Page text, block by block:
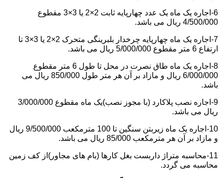
6-اجاره یک ماه یک عدد چهارپایه ثابت 2×2 یا 3×3 مقطوع
4/500/000 ریال می باشد.
7-اجاره یک ماه چهارپایه چرخدار بلبرینگی متحرک 2×2 یا 3×3 تا
ارتفاع 6 متر مقطوع 5/000/000 ریال می باشد.
8-اجاره یک ماه طاق نصرت در محل تا طول 6 متر مقطوع
6/000/000 ریال و مازاد بر آن هر متر طول 850/000 ریال می
باشد.
9-اجاره نصب پلاکارد (با مجوز نصب)یک ماه مقطوع 3/000/000
ریال می باشد.
10-اجاره یک ماه زیربتن سنگین تا 100 مترمکعب 9/500/000 ریال
و مازاد بر آن هر مترمکعب 85/000 ریال می باشد.
11-محاسبه متراژ داربست بغل کارها (بام های مجاور)از کف زمین
محاسبه می گردد.